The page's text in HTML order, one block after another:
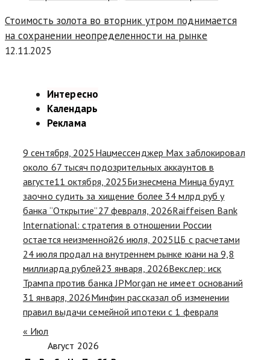
Стоимость золота во вторник утром поднимается
на сохранении неопределенности на рынке
12.11.2025
Интересно
Календарь
Реклама
9 сентября, 2025 Нацмессенджер Max заблокировал
около 67 тысяч подозрительных аккаунтов в
августе11 октября, 2025Бизнесмена Минца будут
заочно судить за хищение более 34 млрд руб у
банка “Открытие”27 февраля, 2026Raiffeisen Bank
International: стратегия в отношении России
остается неизменной26 июля, 2025ЦБ с расчетами
24 июля продал на внутреннем рынке юани на 9,8
миллиарда рублей23 января, 2026Векслер: иск
Трампа против банка JPMorgan не имеет оснований
31 января, 2026Минфин рассказал об изменении
правил выдачи семейной ипотеки с 1 февраля
« Июл
Август 2026